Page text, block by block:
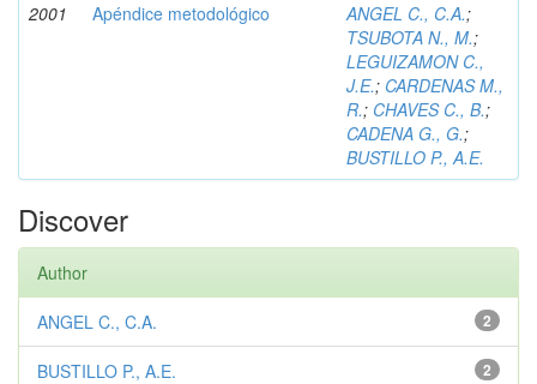
2001
Apéndice metodológico ANGEL C., C.A.;
TSUBOTA N., M.;
LEGUIZAMON C.,
J.E.; CARDENAS M.,
R.; CHAVES C., B.;
CADENA G., G.;
BUSTILLO P., A.E.
Discover
Author
2
ANGEL C., C.A.
2
BUSTILLO P., A.E.